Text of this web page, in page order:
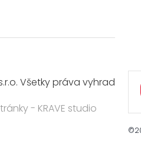
Všetky práva vyhradené
- KRAVE studio
©